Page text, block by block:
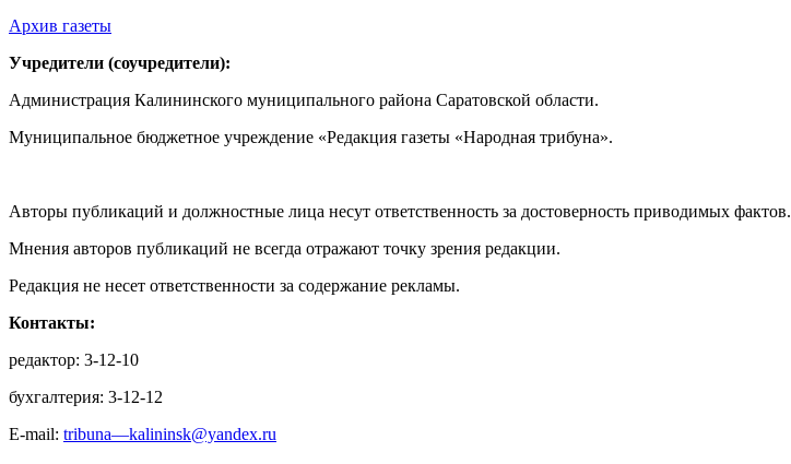
Архив газеты
Учредители (соучредители):
Администрация Калининского муниципального района Саратовской области.
Муниципальное бюджетное учреждение «Редакция газеты «Народная трибуна».
Авторы публикаций и должностные лица несут ответственность за достоверность приводимых фактов.
Мнения авторов публикаций не всегда отражают точку зрения редакции.
Редакция не несет ответственности за содержание рекламы.
Контакты:
редактор: 3-12-10
бухгалтерия: 3-12-12
E-mail: tribuna—kalininsk@yandex.ru